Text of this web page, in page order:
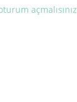
açmalısınız